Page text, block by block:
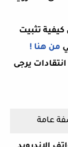
تثبيت
من هنا !
يرجى
عامة